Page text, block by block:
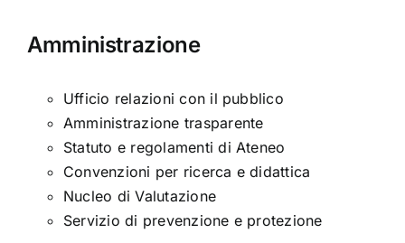
Amministrazione
Ufficio relazioni con il pubblico
Amministrazione trasparente
Statuto e regolamenti di Ateneo
Convenzioni per ricerca e didattica
Nucleo di Valutazione
Servizio di prevenzione e protezione